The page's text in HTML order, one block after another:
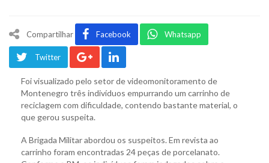
Compartilhar Facebook Whatsapp
Twitter
Foi visualizado pelo setor de videomonitoramento de
Montenegro três indivíduos empurrando um carrinho de
reciclagem com dificuldade, contendo bastante material, o
que gerou suspeita.
A Brigada Militar abordou os suspeitos. Em revista ao
carrinho foram encontradas 24 peças de porcelanato.